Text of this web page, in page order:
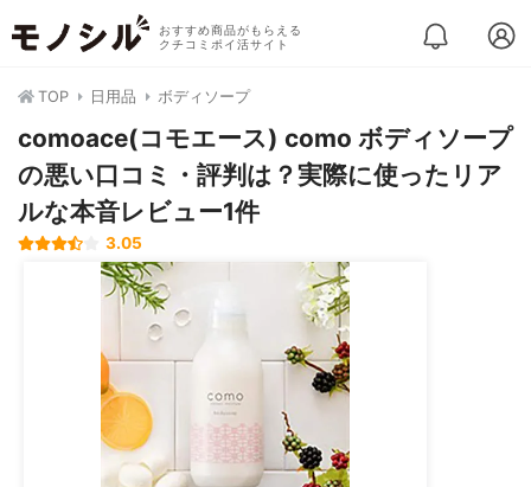
おすすめ商品がもらえる
クチコミポイ活サイト
TOP 日用品 ボディソープ
comoace(コモエース) como ボディソープ
の悪い口コミ・評判は？実際に使ったリア
ルな本音レビュー1件
3.05